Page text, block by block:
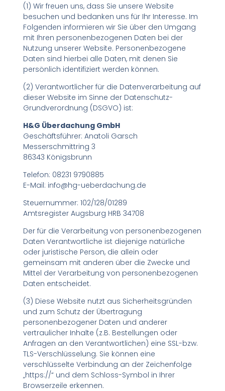
(1) Wir freuen uns, dass Sie unsere Website
besuchen und bedanken uns für Ihr Interesse. Im
Folgenden informieren wir Sie über den Umgang
mit Ihren personenbezogenen Daten bei der
Nutzung unserer Website. Personenbezogene
Daten sind hierbei alle Daten, mit denen Sie
persönlich identifiziert werden können.
(2) Verantwortlicher für die Datenverarbeitung auf
dieser Website im Sinne der Datenschutz-
Grundverordnung (DSGVO) ist:
H&G Überdachung GmbH
Geschäftsführer: Anatoli Garsch
Messerschmittring 3
86343 Königsbrunn
Telefon: 08231 9790885
E-Mail: info@hg-ueberdachung.de
Steuernummer: 102/128/01289
Amtsregister Augsburg HRB 34708
Der für die Verarbeitung von personenbezogenen
Daten Verantwortliche ist diejenige natürliche
oder juristische Person, die allein oder
gemeinsam mit anderen über die Zwecke und
Mittel der Verarbeitung von personenbezogenen
Daten entscheidet.
(3) Diese Website nutzt aus Sicherheitsgründen
und zum Schutz der Übertragung
personenbezogener Daten und anderer
vertraulicher Inhalte (z.B. Bestellungen oder
Anfragen an den Verantwortlichen) eine SSL-bzw.
TLS-Verschlüsselung. Sie können eine
verschlüsselte Verbindung an der Zeichenfolge
„https://“ und dem Schloss-Symbol in Ihrer
Browserzeile erkennen.